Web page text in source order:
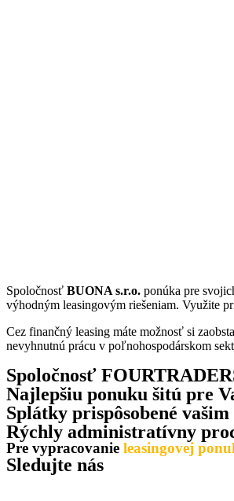
Spoločnosť BUONA s.r.o. ponúka pre
výhodným leasingovým riešeniam. Využite
Cez finančný leasing máte možnosť si
nevyhnutnú prácu v poľnohospodárskom
Spoločnosť
Najlepšiu ponuku šitú pre
Splátky prispôsobené
Rýchly administratívny
Pre vypracovanie leasingovej
Sledujte nás